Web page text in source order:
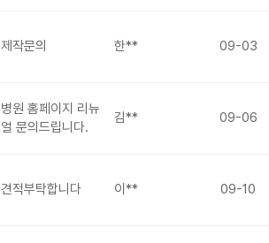
제작문의 한** 09-03
병원 홈페이지 리뉴
얼 문의드립니다.
김** 09-06
견적부탁합니다 이** 09-10